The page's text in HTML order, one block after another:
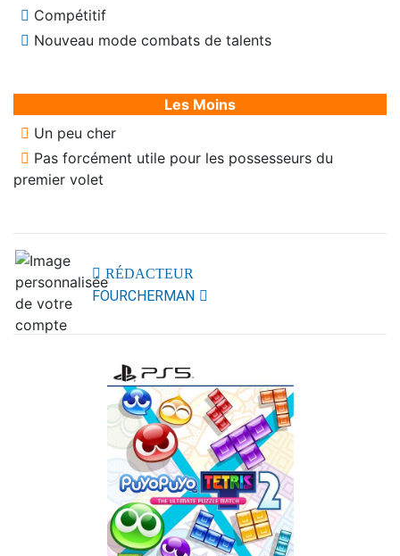
Compétitif
Nouveau mode combats de talents
Les Moins
Un peu cher
Pas forcément utile pour les possesseurs du
premier volet
RÉDACTEUR
FOURCHERMAN